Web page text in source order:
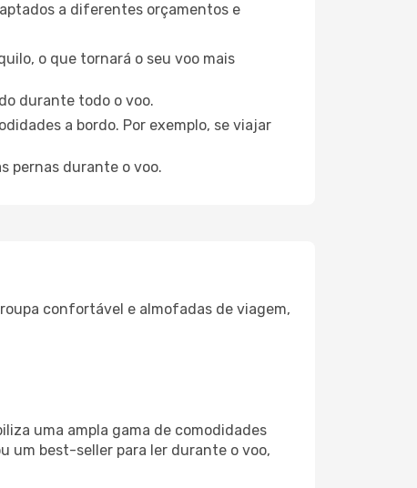
a diferentes orçamentos e
o que tornará o seu voo mais
durante todo o voo.
a bordo. Por exemplo, se viajar
pernas durante o voo.
confortável e almofadas de viagem,
uma ampla gama de comodidades
um best-seller para ler durante o voo,